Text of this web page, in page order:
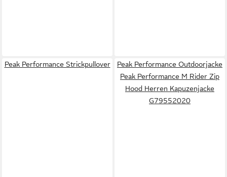
Peak Performance Strickpullover
Peak Performance Outdoorjacke
Peak Performance M Rider Zip
Hood Herren Kapuzenjacke
G79552020